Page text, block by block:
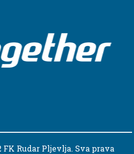
Rudar Pljevlja. Sva prava